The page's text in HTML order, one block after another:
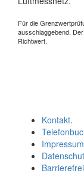
Für die
ausschlaggebend.
Richtwert.
Kontakt.
Impressum